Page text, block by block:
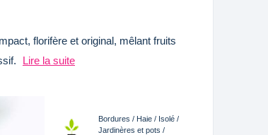
florifère et original, mêlant fruits
Lire la suite
Bordures / Haie / Isolé /
Jardinères et pots /